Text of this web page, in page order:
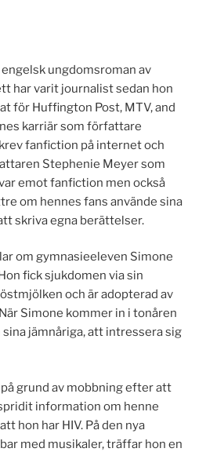
engelsk ungdomsroman av
har varit journalist sedan hon
för Huffington Post, MTV, and
karriär som författare
fanfiction på internet och
Stephenie Meyer som
emot fanfiction men också
om hennes fans använde sina
skriva egna berättelser.
om gymnasieeleven Simone
fick sjukdomen via sin
och är adopterad av
Simone kommer in i tonåren
jämnåriga, att intressera sig
grund av mobbning efter att
information om henne
hon har HIV. På den nya
med musikaler, träffar hon en